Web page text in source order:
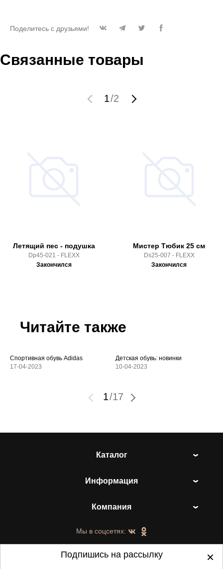
Поделитесь с друзьями!
Связанные товары
1/2
Летящий пес - подушка
Dp45-021 - FLEXX
Закончился
Мистер Тюбик 25 см
Ds25-007 - FLEXX
Закончился
Читайте также
Спортивная обувь Adidas
17-04-2023
Детская обувь: новинки
10-04-2023
1/17
Каталог
Информация
Компания
Мы в соцсетях:
Подпишись на рассылку